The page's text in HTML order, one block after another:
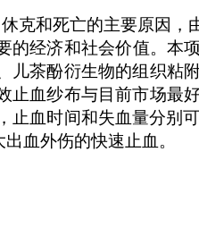
克和死亡的主要原因，
的经济和社会价值。本
儿茶酚衍生物的组织粘
止血纱布与目前市场最
止血时间和失血量分别 可
出血外伤的快速 止血 。